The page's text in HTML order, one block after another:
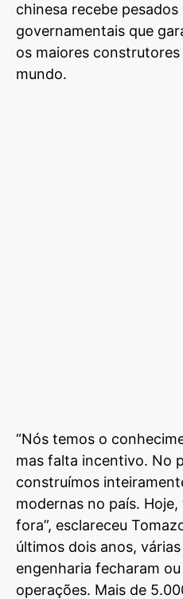
chinesa recebe
governamentais que
os maiores construtores
mundo.
“Nós temos o
mas falta incentivo. No
construímos
modernas no país.
fora”, esclareceu
últimos dois anos,
engenharia fecharam
operações. Mais de